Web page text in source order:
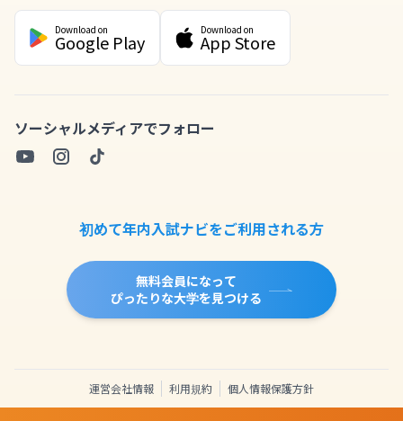
Download on
Google Play
Download on
App Store
ソーシャルメディアでフォロー
初めて年内入試ナビをご利用される方
無料会員になって
ぴったりな大学を見つける
運営会社情報 利用規約 個人情報保護方針